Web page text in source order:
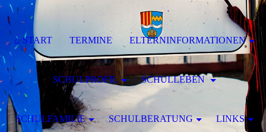
⌂ START TERMINE ELTERNINFORMATIONEN
SCHULPROFIL SCHULLEBEN
SCHULFAMILIE SCHULBERATUNG LINKS